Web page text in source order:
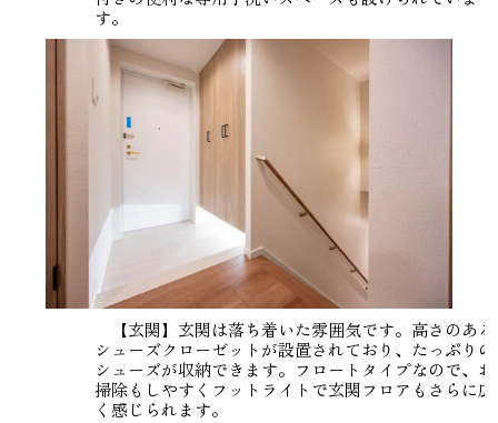
す。
【玄関】玄関は落ち着いた雰囲気です。高さのある
シューズクローゼットが設置されており、たっぷりの
シューズが収納できます。フロートタイプなので、お
掃除もしやすくフットライトで玄関フロアもさらに広
く感じられます。